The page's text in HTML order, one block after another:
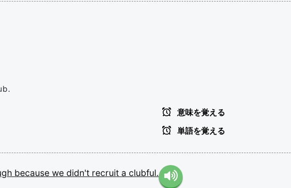
意味を覚える
単語を覚える
because we didn't recruit a clubful.